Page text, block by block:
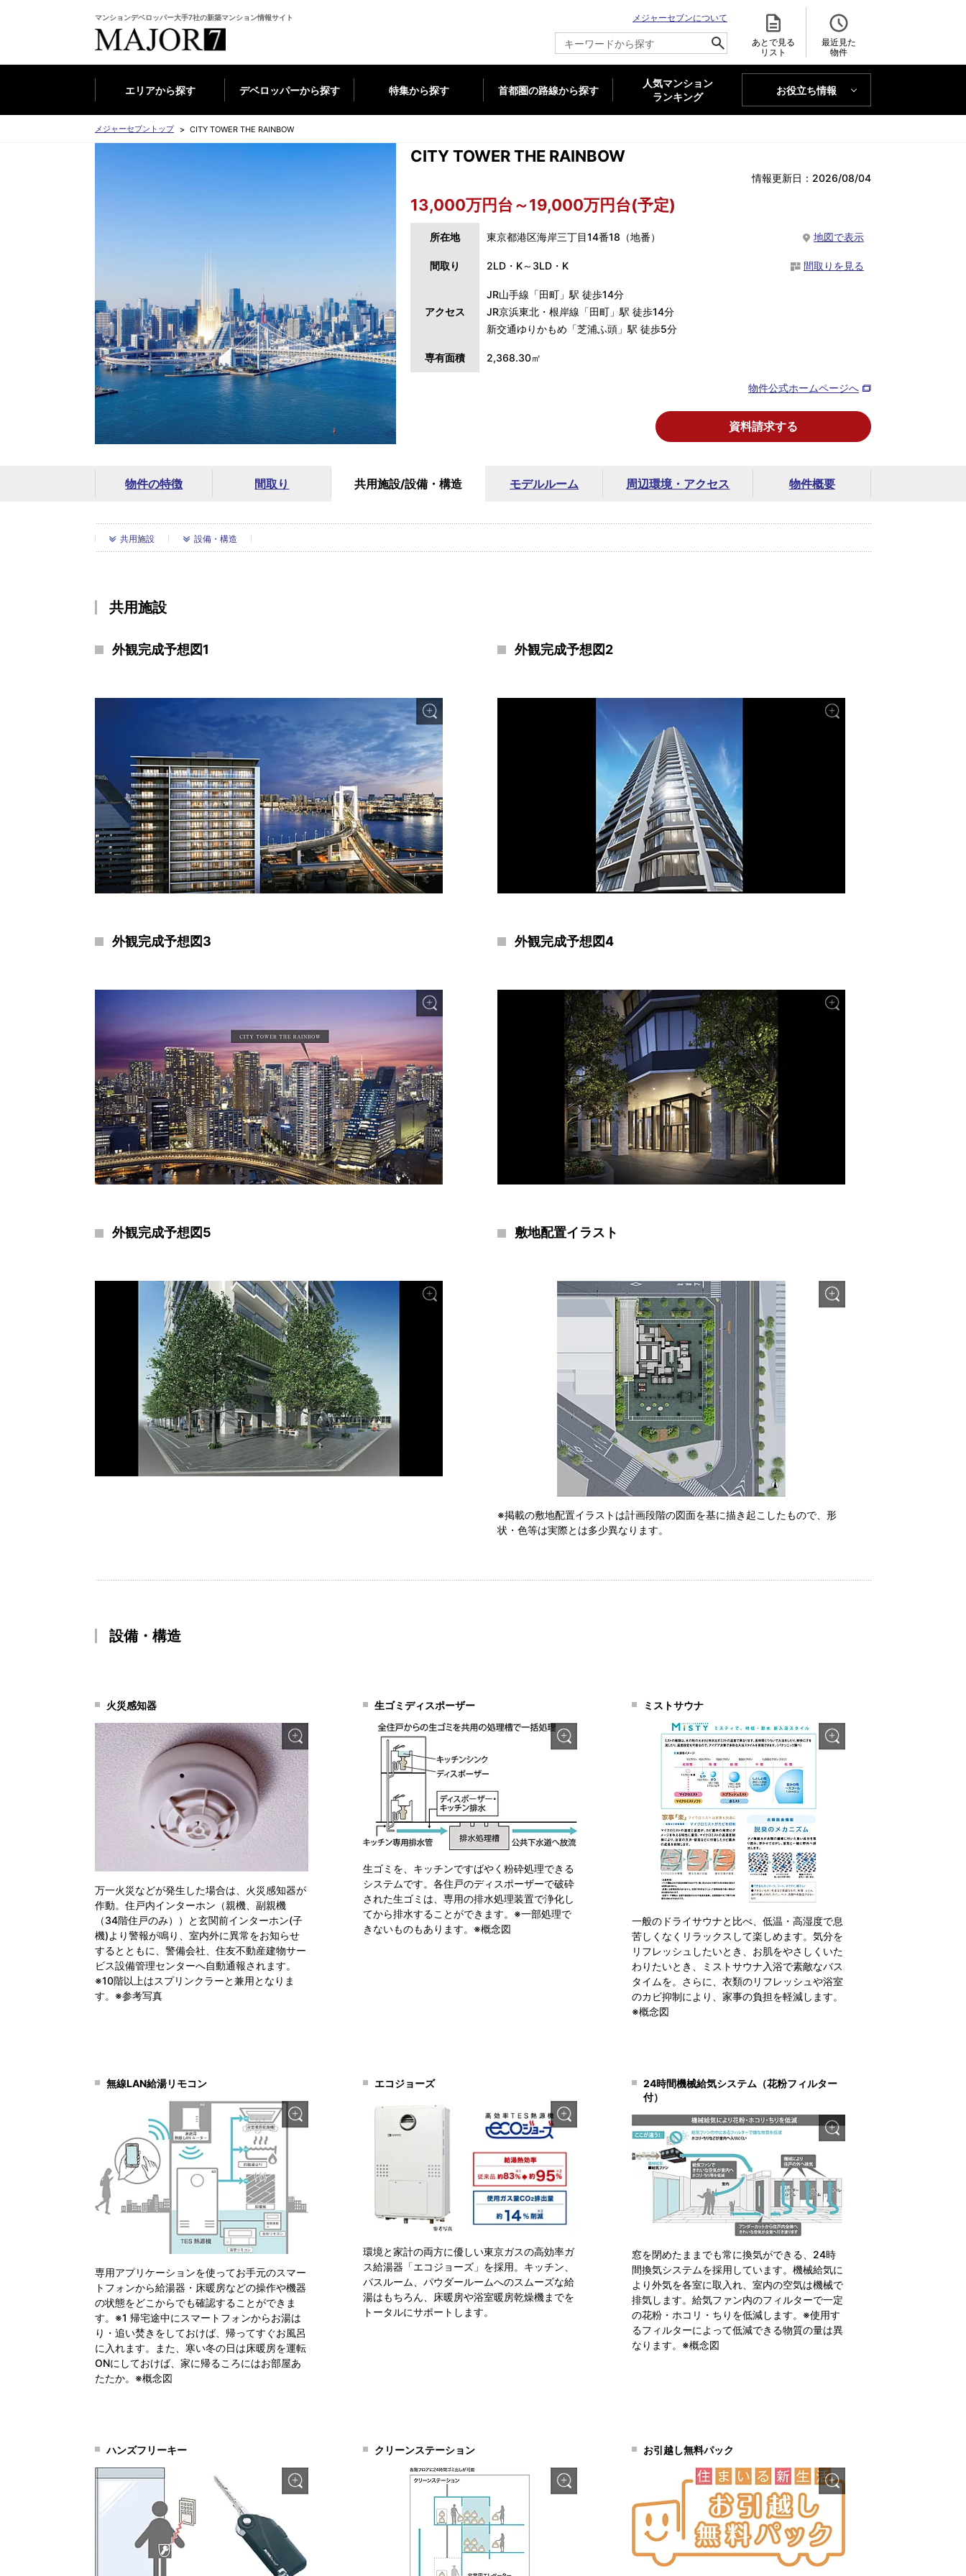
マンションデベロッパー大手7社の新築マンション情報サイト
メジャーセブンについて
あとで見る
リスト
最近見た
物件
エリアから探す デベロッパーから探す 特集から探す 首都圏の路線から探す
人気マンション
ランキング
お役立ち情報
MAJOR'S BLOG
メジャーセブントップ CITY TOWER THE RAINBOW
CITY TOWER THE RAINBOW
情報更新日：2026/08/04
13,000万円台～19,000万円台(予定)
所在地 東京都港区海岸三丁目14番18（地番） 地図で表示
間取り 2LD・K～3LD・K 間取りを見る
アクセス
JR山手線「田町」駅 徒歩14分
JR京浜東北・根岸線「田町」駅 徒歩14分
新交通ゆりかもめ「芝浦ふ頭」駅 徒歩5分
専有面積 2,368.30㎡
物件公式ホームページへ
資料請求する
物件の特徴 間取り 共用施設/設備・構造 モデルルーム 周辺環境・ アクセス 物件概要
共用施設 設備・構造
共用施設
外観完成予想図1 外観完成予想図2
外観完成予想図3 外観完成予想図4
外観完成予想図5 敷地配置イラスト
※掲載の敷地配置イラストは計画段階の図面を基に描き起こしたもので、形
状・色等は実際とは多少異なります。
設備・構造
火災感知器
万一火災などが発生した場合は、火災感知器が
作動。住戸内インターホン（親機、副親機
（34階住戸のみ））と玄関前インターホン(子
機)より警報が鳴り、室内外に異常をお知らせ
するとともに、警備会社、住友不動産建物サー
ビス設備管理センターへ自動通報されます。
※10階以上はスプリンクラーと兼用となりま
す。※参考写真
生ゴミディスポーザー
生ゴミを、キッチンですばやく粉砕処理できる
システムです。各住戸のディスポーザーで破砕
された生ゴミは、専用の排水処理装置で浄化し
てから排水することができます。※一部処理で
きないものもあります。※概念図
ミストサウナ
一般のドライサウナと比べ、低温・高湿度で息
苦しくなくリラックスして楽しめます。気分を
リフレッシュしたいとき、お肌をやさしくいた
わりたいとき、ミストサウナ入浴で素敵なバス
タイムを。さらに、衣類のリフレッシュや浴室
のカビ抑制により、家事の負担を軽減します。
※概念図
無線LAN給湯リモコン
専用アプリケーションを使ってお手元のスマー
トフォンから給湯器・床暖房などの操作や機器
の状態をどこからでも確認することができま
す。※1 帰宅途中にスマートフォンからお湯は
り・追い焚きをしておけば、帰ってすぐお風呂
に入れます。また、寒い冬の日は床暖房を運転
ONにしておけば、家に帰るころにはお部屋あ
たたか。※概念図
エコジョーズ
環境と家計の両方に優しい東京ガスの高効率ガ
ス給湯器「エコジョーズ」を採用。キッチン、
バスルーム、パウダールームへのスムーズな給
湯はもちろん、床暖房や浴室暖房乾燥機までを
トータルにサポートします。
24時間機械給気システム（花粉フィルター
付）
窓を閉めたままでも常に換気ができる、24時
間換気システムを採用しています。機械給気に
より外気を各室に取入れ、室内の空気は機械で
排気します。給気ファン内のフィルターで一定
の花粉・ホコリ・ちりを低減します。※使用す
るフィルターによって低減できる物質の量は異
なります。※概念図
ハンズフリーキー クリーンステーション お引越し無料パック